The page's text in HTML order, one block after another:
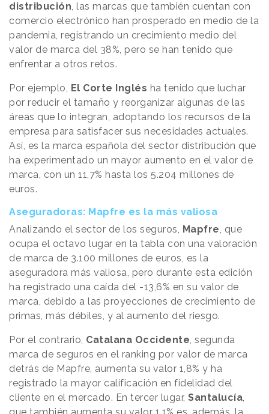
distribución, las marcas que también cuentan con
comercio electrónico han prosperado en medio de la
pandemia, registrando un crecimiento medio del
valor de marca del 38%, pero se han tenido que
enfrentar a otros retos.
Por ejemplo, El Corte Inglés ha tenido que luchar
por reducir el tamaño y reorganizar algunas de las
áreas que lo integran, adoptando los recursos de la
empresa para satisfacer sus necesidades actuales.
Así, es la marca española del sector distribución que
ha experimentado un mayor aumento en el valor de
marca, con un 11,7% hasta los 5.204 millones de
euros.
Aseguradoras: Mapfre es la más valiosa
Analizando el sector de los seguros, Mapfre, que
ocupa el octavo lugar en la tabla con una valoración
de marca de 3.100 millones de euros, es la
aseguradora más valiosa, pero durante esta edición
ha registrado una caída del -13,6% en su valor de
marca, debido a las proyecciones de crecimiento de
primas, más débiles, y al aumento del riesgo.
Por el contrario, Catalana Occidente, segunda
marca de seguros en el ranking por valor de marca
detrás de Mapfre, aumenta su valor 1,8% y ha
registrado la mayor calificación en fidelidad del
cliente en el mercado. En tercer lugar, Santalucía,